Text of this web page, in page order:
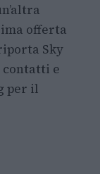
offerta
Sky
e
per il